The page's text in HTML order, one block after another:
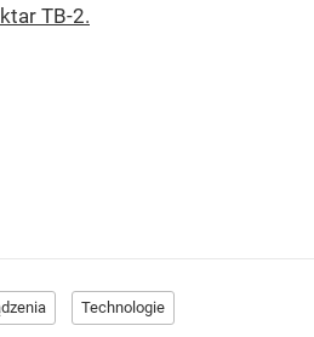
TB-2.
Technologie